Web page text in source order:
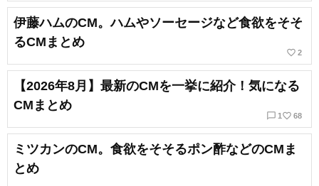
伊藤ハムのCM。ハムやソーセージなど食欲をそそ
るCMまとめ
favorite_border 2
【2026年8月】最新のCMを一挙に紹介！気になる
CMまとめ
chat_bubble_outline 1 favorite_border 68
ミツカンのCM。食欲をそそるポン酢などのCMま
とめ